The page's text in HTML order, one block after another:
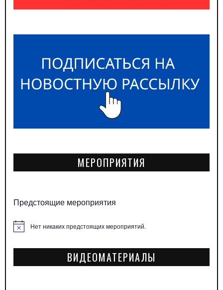
МЕРОПРИЯТИЯ
Предстоящие мероприятия
ЗаметкаНет никаких предстоящих мероприятий.
ВИДЕОМАТЕРИАЛЫ